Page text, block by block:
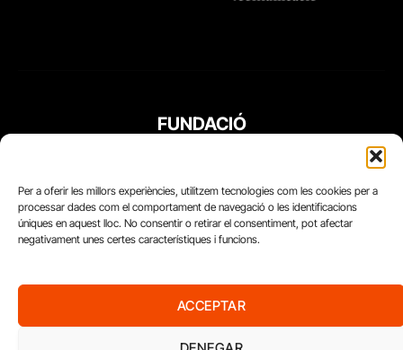
Per a oferir les millors experiències, utilitzem tecnologies com les cookies per a
processar dades com el comportament de navegació o les identificacions
úniques en aquest lloc. No consentir o retirar el consentiment, pot afectar
negativament unes certes característiques i funcions.
ACCEPTAR
FUNDACIÓ